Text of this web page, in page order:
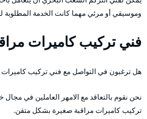
وموسيقي أو مرئي مهما كانت الخدمة المطلوبة
فني تركيب كاميرات
هل ترغبون في التواصل مع فني تركيب كاميرات
نحن نقوم بالتعاقد مع الامهر العاملين في
تركيب كاميرات مراقبة صغيرة بشكل متقن.